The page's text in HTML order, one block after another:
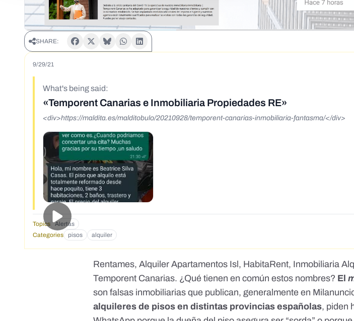
SHARE:
9/29/21
What's being said:
«Temporent Canarias e Inmobiliaria Propiedades RE»
<div>https://maldita.es/malditobulo/20210928/temporent-canarias-inmobiliaria-fantasma/</div>
Topics Alertas
Categories
pisos alquiler
Rentames,Alquiler Apartamentos Isl , HabitaRent, Inmobiliaria
Temporent Canarias. ¿Qué tienen en común estos nombres? El
son falsas inmobiliarias que publican, generalmente en
alquileres de pisos en distintas provincias españolas, piden